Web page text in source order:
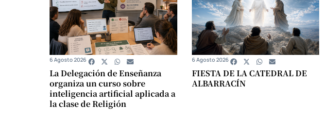
La Delegación de Enseñanza
organiza un curso sobre
inteligencia artificial aplicada a
la clase de Religión
6 Agosto 2026
FIESTA DE LA CATEDRAL DE
ALBARRACÍN
6 Agosto 2026